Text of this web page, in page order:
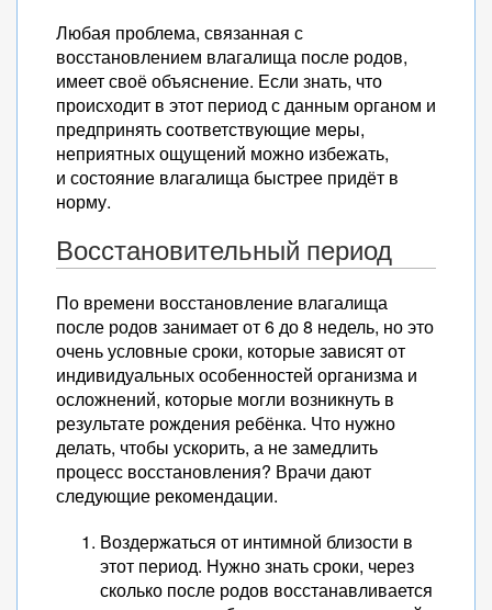
Любая проблема, связанная с
восстановлением влагалища после родов,
имеет своё объяснение. Если знать, что
происходит в этот период с данным органом и
предпринять соответствующие меры,
неприятных ощущений можно избежать,
и состояние влагалища быстрее придёт в
норму.
Восстановительный период
По времени восстановление влагалища
после родов занимает от 6 до 8 недель, но это
очень условные сроки, которые зависят от
индивидуальных особенностей организма и
осложнений, которые могли возникнуть в
результате рождения ребёнка. Что нужно
делать, чтобы ускорить, а не замедлить
процесс восстановления? Врачи дают
следующие рекомендации.
Воздержаться от интимной близости в
этот период. Нужно знать сроки, через
сколько после родов восстанавливается